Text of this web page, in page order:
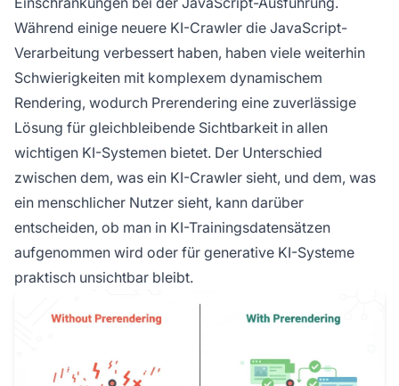
Während einige neuere KI-Crawler die JavaScript-
Verarbeitung verbessert haben, haben viele weiterhin
Schwierigkeiten mit komplexem dynamischem
Rendering, wodurch Prerendering eine zuverlässige
Lösung für gleichbleibende Sichtbarkeit in allen
wichtigen KI-Systemen bietet. Der Unterschied
zwischen dem, was ein KI-Crawler sieht, und dem, was
ein menschlicher Nutzer sieht, kann darüber
entscheiden, ob man in KI-Trainingsdatensätzen
aufgenommen wird oder für generative KI-Systeme
praktisch unsichtbar bleibt.